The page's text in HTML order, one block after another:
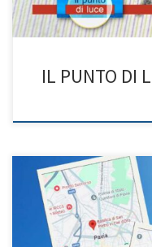
IL PUNTO DI
Papa Leone XIV arriva in
Adriana e don Roberto